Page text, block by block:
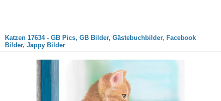
Katzen 17634 - GB Pics, GB Bilder, Gästebuchbilder, Facebook
Bilder, Jappy Bilder